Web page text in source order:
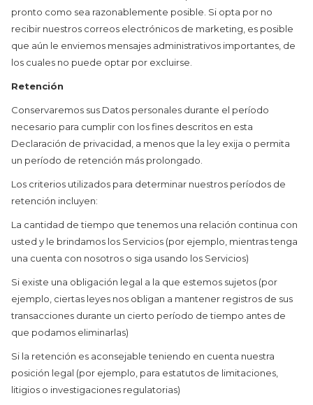
pronto como sea razonablemente posible. Si opta por no
recibir nuestros correos electrónicos de marketing, es posible
que aún le enviemos mensajes administrativos importantes, de
los cuales no puede optar por excluirse.
Retención
Conservaremos sus Datos personales durante el período
necesario para cumplir con los fines descritos en esta
Declaración de privacidad, a menos que la ley exija o permita
un período de retención más prolongado.
Los criterios utilizados para determinar nuestros períodos de
retención incluyen:
La cantidad de tiempo que tenemos una relación continua con
usted y le brindamos los Servicios (por ejemplo, mientras tenga
una cuenta con nosotros o siga usando los Servicios)
Si existe una obligación legal a la que estemos sujetos (por
ejemplo, ciertas leyes nos obligan a mantener registros de sus
transacciones durante un cierto período de tiempo antes de
que podamos eliminarlas)
Si la retención es aconsejable teniendo en cuenta nuestra
posición legal (por ejemplo, para estatutos de limitaciones,
litigios o investigaciones regulatorias)